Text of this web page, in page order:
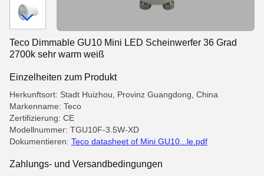
Teco Dimmable GU10 Mini LED Scheinwerfer 36 Grad
2700k sehr warm weiß
Einzelheiten zum Produkt
Herkunftsort: Stadt Huizhou, Provinz Guangdong, China
Markenname: Teco
Zertifizierung: CE
Modellnummer: TGU10F-3.5W-XD
Dokumentieren: Teco datasheet of Mini GU10...le.pdf
Zahlungs- und Versandbedingungen